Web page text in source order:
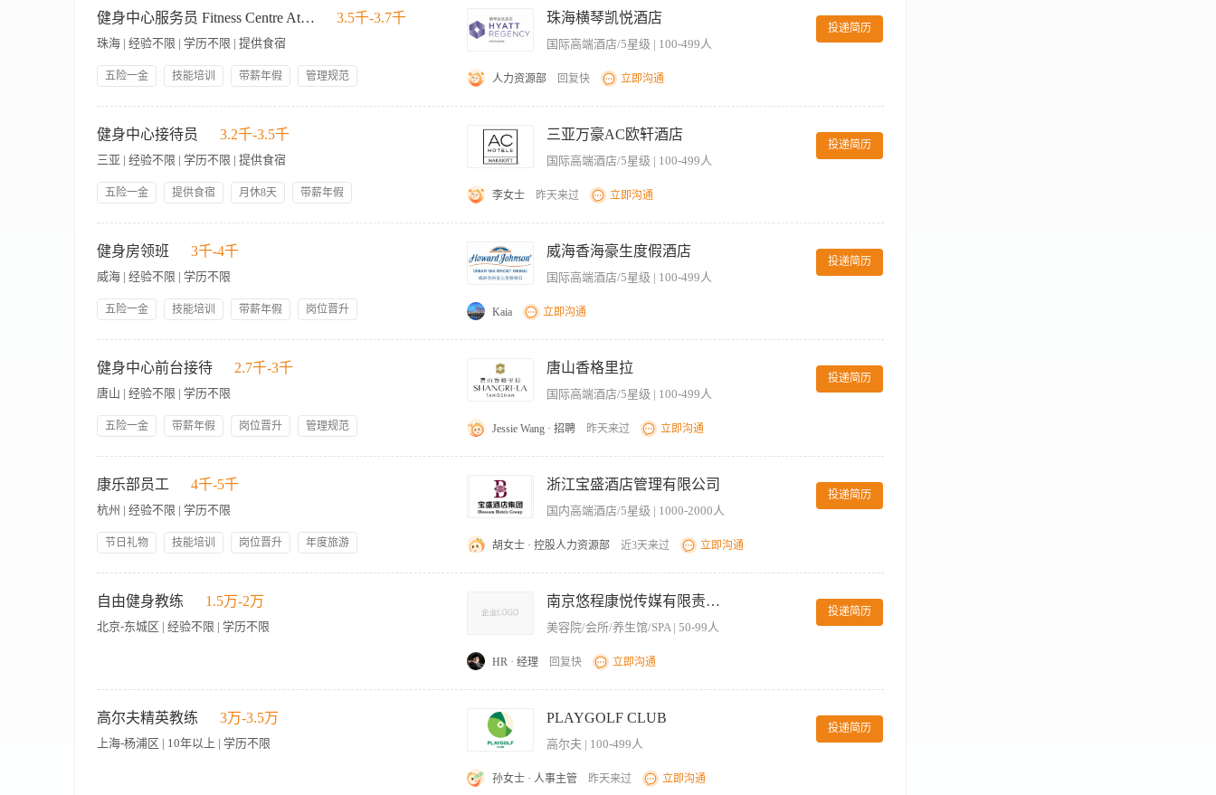
需求 4、协助会员办理健身卡及相关手续 5、维护健身中心秩序，处理会员投诉和建议 6、完成上级交办的其他工作任务 【岗位要求】 1、热爱健身行业，具备基本的
健身知识 2、良好的沟通能力和服务意识 3、能够适应早晚班轮班制度 4、具备团队合作精神，工作认真负责 5、无经验者可提供岗前培训
健身中心服务员 Fitness Centre Attendant 3.5千-3.7千
珠海 | 经验不限 | 学历不限 | 提供食宿
五险一金 技能培训 带薪年假
管理规范
珠海横琴凯悦酒店
国际高端酒店/5星级 | 100-499人
投递简历
人力资源部 回复快 立即沟通
灵活的服务。 Facility quality check and maintenance follow up. 检查设施设备质量并保持随时跟进。 Ensures accurate knowledge of hotel services. 确保对酒店服务及产品知识
精确了解。 Ensures the highest possible standard of hygiene, cleanliness and orderliness of the Spa area, facilities and equipment, including locker rooms, pool, pantry, guest lift,
fitness area. 确保高标准的卫生，以及水疗和健身区域的设施设备整洁有序，包括更衣室、游泳池、后场办公室、健身中心等。 Controls all Fitness linen according to the
department operation procedures. 根据部门营运程序来控制所有健身中心的布草。 Responds to any changes in the Fitness Centre as dictated by the industry, company and hotel.
根据行业，公司和酒店的规定，对健身中心的任何变化做出响应。
健身中心接待员 3.2千-3.5千
三亚 | 经验不限 | 学历不限 | 提供食宿
五险一金 提供食宿 月休8天
带薪年假
三亚万豪AC欧轩酒店
国际高端酒店/5星级 | 100-499人
投递简历
李女士 昨天来过 立即沟通
身中心设施介绍及使用指引，确保宾客获得优质体验。 2、负责健身区域及更衣室的日常巡查与清洁维护，及时补充毛巾、饮用水等物资，营造整洁舒适的环境。 3、
协助宾客办理健身卡、储物柜租用等入会手续，准确记录使用数据，确保账实相符。 4、关注宾客运动安全，提醒正确使用器械，处理简单意外擦伤等突发状况，并
向上级汇报。 5、解答宾客关于酒店健身服务、开放时间及周边运动的咨询，收集并反馈宾客意见建议。 6、完成上级交办的其他临时性服务与行政工作。 【岗位要
求】 1、酒店管理、旅游服务等专业或相关从业经历者优先考虑。 2、性格开朗、亲和力强，具备良好的服务意识与沟通表达能力，能与不同年龄宾客顺畅互动。 3、
工作细致认真，有责任心，能适应轮班制工作时间（含周末及节假日）。 4、喜爱运动或对健身基础器械操作有一定了解者优先。
健身房领班 3千-4千
威海 | 经验不限 | 学历不限
五险一金 技能培训 带薪年假
岗位晋升
威海香海豪生度假酒店
国际高端酒店/5星级 | 100-499人
投递简历
Kaia 立即沟通
宾客意见与健身计划，协调私人教练做好课程安排。 4、对于所有新员工进行初步的专业培训。 5、依据酒店和部门的相关规章制度，协助领导管理健身房的员工。
6、制定并改进合理的健身房工作项目。 7、召集本部员工开会，传达酒店政策规定和领导的指导意见。 【岗位要求】 1、良好的团队协作能力、沟通能力，服务意识
及管理能力。 2、掌握和讲解健身器材操作规程，善于引导宾客参加健身运动。 3、有较好的语言沟通能力，仪容整洁，精神饱满，身体健康。
健身中心前台接待 2.7千-3千
唐山 | 经验不限 | 学历不限
五险一金 带薪年假 岗位晋升
管理规范
唐山香格里拉
国际高端酒店/5星级 | 100-499人
投递简历
Jessie Wang · 招聘 昨天来过 立即沟通
工作，正确使用健身设施设备，确保完好有效。 3.严格执行健身服务各项规定，做好健身活动的安全防范工作，确保宾客安全。 4. 熟悉掌握前台各项工作流程，熟知
各种合同产品价格并为客人办理各类合同并向客人细心解说； 5. 确保中心设施/区域时刻处于整洁的营运状态，各类推广资料整齐正确摆放于相关位置； 6. 每天盘点
商品、饮料等物料数量，确保准确无误完成登记相关库存或损耗报表的登记，对所需物品的不足及时做出汇报及补充。 7.严格遵守公司财务制度，准确熟练地打印会
员或客户的各项收费帐单，及时、准确地为会员或客户的结帐并根据其合理要求开具发票； 8. 依据中心服务标准接听一切内线及外线电话，并作出相应处理； 岗位要
求： 1.性格开朗、头脑灵活、工作踏实，具有较强的服务意识、推销意识和责任感。 2.熟悉健身服务和健身器材的使用，保养知识，了解卫生保健知识，熟悉健身房
的基本知识和服务技能。 3.能按服务工作规范和质量标准独立进行工作。
康乐部员工 4千-5千
杭州 | 经验不限 | 学历不限
节日礼物 技能培训 岗位晋升
年度旅游
浙江宝盛酒店管理有限公司
国内高端酒店/5星级 | 1000-2000人
投递简历
胡女士 · 控股人力资源部 近3天来过 立即沟通
救技能（心肺复苏CPR海姆立克急救法等），对受伤泳客进行初步处理 4.维护泳池秩序，制止跳水打闹潜水等危险行为 5.每日检测泳池水质（余氯PH值温度等），确
自由健身教练 1.5万-2万
北京-东城区 | 经验不限 | 学历不限
南京悠程康悦传媒有限责任公司
美容院/会所/养生馆/SPA | 50-99人
投递简历
HR · 经理 回复快 立即沟通
力量训练均可咨询 想灵活接单增收的教练欢迎私聊！
高尔夫精英教练 3万-3.5万
上海-杨浦区 | 10年以上 | 学历不限
PLAYGOLF CLUB
高尔夫 | 100-499人
投递简历
孙女士 · 人事主管 昨天来过 立即沟通